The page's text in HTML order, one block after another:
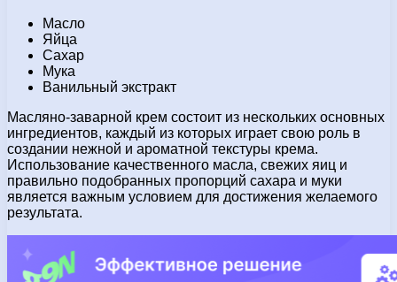
Масло
Яйца
Сахар
Мука
Ванильный экстракт
Масляно-заварной крем состоит из нескольких основных
ингредиентов, каждый из которых играет свою роль в
создании нежной и ароматной текстуры крема.
Использование качественного масла, свежих яиц и
правильно подобранных пропорций сахара и муки
является важным условием для достижения желаемого
результата.